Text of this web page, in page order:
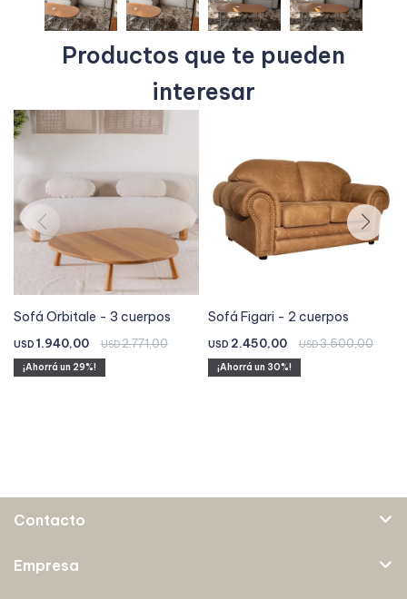
Productos que te pueden
interesar
Sofá Orbitale - 3 cuerpos
USD 1.940,00 USD2.771,00
29
Sofá Figari - 2 cuerpos
USD 2.450,00 USD3.500,00
30
Contacto
Empresa